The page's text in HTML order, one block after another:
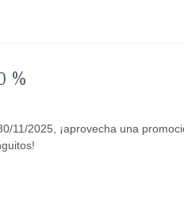
%
11/2025, ¡aprovecha una